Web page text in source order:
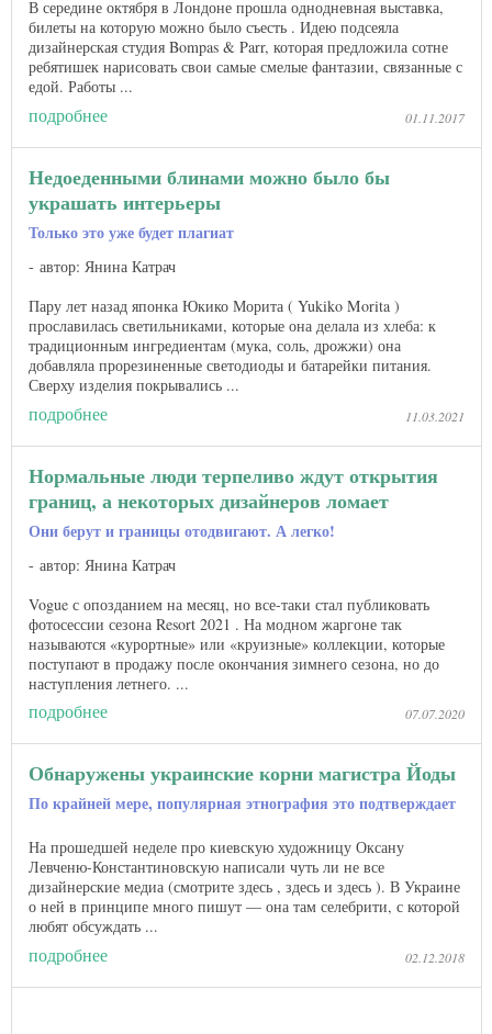
В середине октября в Лондоне прошла однодневная выставка,
билеты на которую можно было съесть . Идею подсеяла
дизайнерская студия Bompas & Parr, которая предложила сотне
ребятишек нарисовать свои самые смелые фантазии, связанные с
едой. Работы ...
подробнее 01.11.2017
Недоеденными блинами можно было бы
украшать интерьеры
Только это уже будет плагиат
автор: Янина Катрач
Пару лет назад японка Юкико Морита ( Yukiko Morita )
прославилась светильниками, которые она делала из хлеба: к
традиционным ингредиентам (мука, соль, дрожжи) она
добавляла прорезиненные светодиоды и батарейки питания.
Сверху изделия покрывались ...
подробнее 11.03.2021
Нормальные люди терпеливо ждут открытия
границ, а некоторых дизайнеров ломает
Они берут и границы отодвигают. А легко!
автор: Янина Катрач
Vogue с опозданием на месяц, но все-таки стал публиковать
фотосессии сезона Resort 2021 . На модном жаргоне так
называются «курортные» или «круизные» коллекции, которые
поступают в продажу после окончания зимнего сезона, но до
наступления летнего​​. ...
подробнее 07.07.2020
Обнаружены украинские корни магистра Йоды
По крайней мере, популярная этнография это подтверждает
На прошедшей неделе про киевскую художницу Оксану
Левченю-Константиновскую написали чуть ли не все
дизайнерские медиа (смотрите здесь , здесь и здесь ). В Украине
о ней в принципе много пишут — она там селебрити, с которой
любят обсуждать ...
подробнее 02.12.2018